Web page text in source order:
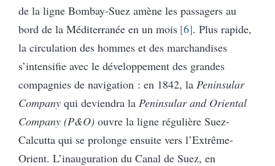
de la ligne Bombay-Suez amène les passagers au
bord de la Méditerranée en un mois 6 . Plus rapide,
la circulation des hommes et des marchandises
s’intensifie avec le développement des grandes
compagnies de navigation : en 1842, la Peninsular
Company qui deviendra la Peninsular and Oriental
Company (P&O) ouvre la ligne régulière Suez-
Calcutta qui se prolonge ensuite vers l’Extrême-
Orient. L’inauguration du Canal de Suez, en